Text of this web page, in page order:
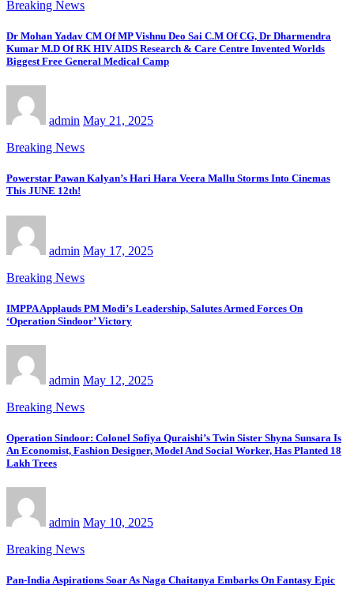
Breaking News
Dr Mohan Yadav CM Of MP Vishnu Deo Sai C.M Of CG, Dr Dharmendra
Kumar M.D Of RK HIV AIDS Research & Care Centre Invented Worlds
Biggest Free General Medical Camp
admin May 21, 2025
Breaking News
Powerstar Pawan Kalyan’s Hari Hara Veera Mallu Storms Into Cinemas
This JUNE 12th!
admin May 17, 2025
Breaking News
IMPPA Applauds PM Modi’s Leadership, Salutes Armed Forces On
‘Operation Sindoor’ Victory
admin May 12, 2025
Breaking News
Operation Sindoor: Colonel Sofiya Quraishi’s Twin Sister Shyna Sunsara Is
An Economist, Fashion Designer, Model And Social Worker, Has Planted 18
Lakh Trees
admin May 10, 2025
Breaking News
Pan-India Aspirations Soar As Naga Chaitanya Embarks On Fantasy Epic